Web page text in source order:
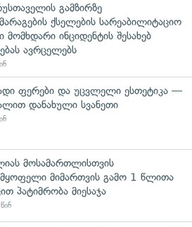
გამზირზე
ქსელების სარეაბილიტაციო
მომხდარი ინციდენტის შესახებ
ავრცელებს
ფერები და უცვლელი ესთეტიკა —
დანახული სვანეთი
მოსამართლისთვის
მიმართვის გამო 1 წლითა
პატიმრობა მიესაჯა